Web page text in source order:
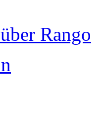
über Rango